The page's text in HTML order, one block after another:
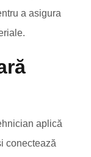
a asigura
aplică
conectează